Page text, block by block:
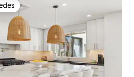
dos hóspedes